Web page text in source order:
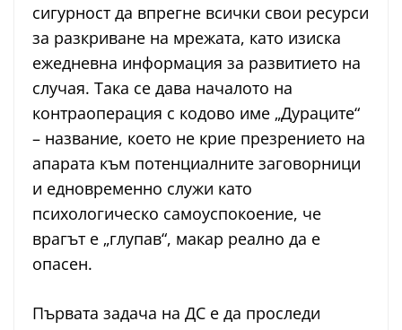
сигурност да впрегне всички свои ресурси
за разкриване на мрежата, като изиска
ежедневна информация за развитието на
случая. Така се дава началото на
контраоперация с кодово име „Дураците“
– название, което не крие презрението на
апарата към потенциалните заговорници
и едновременно служи като
психологическо самоуспокоение, че
врагът е „глупав“, макар реално да е
опасен.
Първата задача на ДС е да проследи